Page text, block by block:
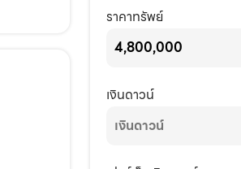
ราคาทรัพย์
เงินดาวน์